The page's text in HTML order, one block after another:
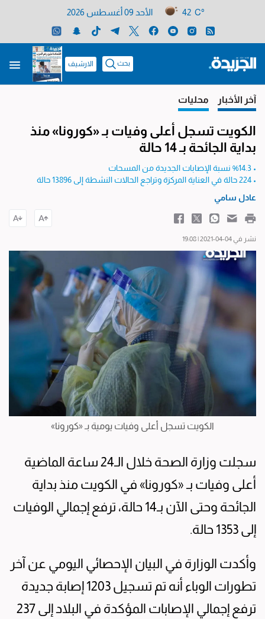
42 C° الأحد 09 أغسطس 2026
بحث الارشيف
آخر الأخبار محليات
الكويت تسجل أعلى وفيات بـ «كورونا» منذ
بداية الجائحة بـ 14 حالة
• %14.3 نسبة الإصابات الجديدة من المسحات
• 224 حالة في العناية المركزة وتراجع الحالات النشطة إلى 13896 حالة
عادل سامي
نشر في 04-04-2021 | 19:08
الكويت تسجل أعلى وفيات يومية بـ «كورونا»
سجلت وزارة الصحة خلال الـ24 ساعة الماضية
أعلى وفيات بـ «كورونا» في الكويت منذ بداية
الجائحة وحتى الآن بـ14 حالة، ترفع إجمالي الوفيات
إلى 1353 حالة.
وأكدت الوزارة في البيان الإحصائي اليومي عن آخر
تطورات الوباء أنه تم تسجيل 1203 إصابة جديدة
ترفع إجمالي الإصابات المؤكدة في البلاد إلى 237